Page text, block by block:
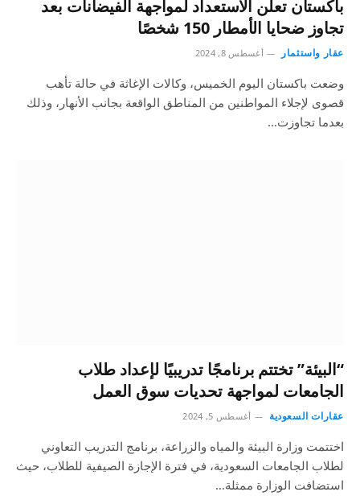
باكستان تعلن الاستعداد لمواجهة الفيضانات بعد
تجاوز ضحايا الأمطار 150 شخصًا
عقار واستثمار أغسطس 8, 2024
وضعت باكستان اليوم الخميس، وكالات الإغاثة في حالة تأهب
قصوى لإجلاء المواطنين من المناطق الواقعة بجانب الأنهار، وذلك
بعدما تجاوزت…
“البيئة” تختتم برنامجًا تدريبيًا لإعداد طلاب
الجامعات لمواجهة تحديات سوق العمل
عقارات السعودية أغسطس 5, 2024
اختتمت وزارة البيئة والمياه والزراعة، برنامج التدريب التعاوني
لطلاب الجامعات السعودية، في فترة الإجازة الصيفية للطلاب، حيث
استضافت الوزارة ممثلة…